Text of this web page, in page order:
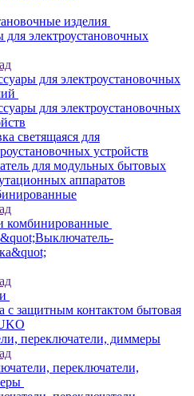
изделия
для электроустановочных
для электроустановочных
для электроустановочных
светящаяся для
устройств
для модульных бытовых
аппаратов
комбинированные
с защитным контактом бытовая
переключатели, диммеры
переключатели,